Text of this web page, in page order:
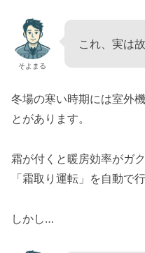
そよまる
これ、実は
冬場の寒い時期には室外
とがあります。
霜が付くと暖房効率がガ
「霜取り運転」を自動で
しかし…